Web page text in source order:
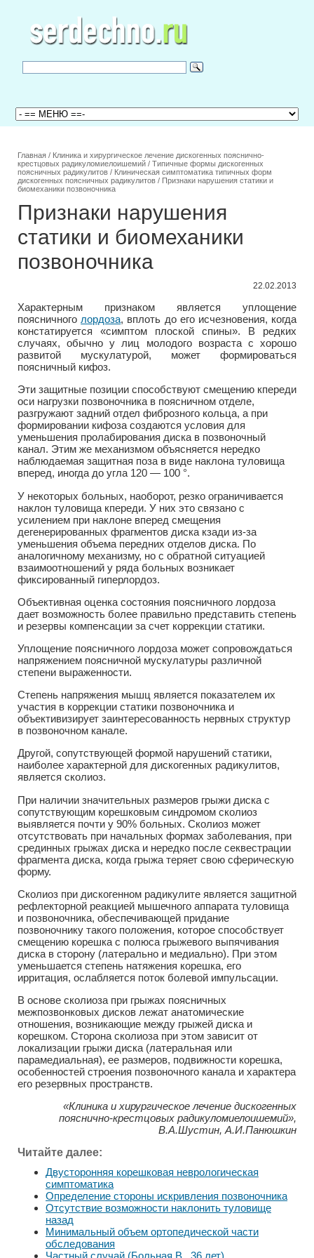
Главная / Клиника и хирургическое лечение дискогенных пояснично-
крестцовых радикуломиелоишемий / Типичные формы дискогенных
поясничных радикулитов / Клиническая симптоматика типичных форм
дискогенных поясничных радикулитов / Признаки нарушения статики и
биомеханики позвоночника
Признаки нарушения
статики и биомеханики
позвоночника
22.02.2013
Характерным признаком является уплощение
поясничного лордоза, вплоть до его исчезновения, когда
констатируется «симптом плоской спины». В редких
случаях, обычно у лиц молодого возраста с хорошо
развитой мускулатурой, может формироваться
поясничный кифоз.
Эти защитные позиции способствуют смещению кпереди
оси нагрузки позвоночника в поясничном отделе,
разгружают задний отдел фиброзного кольца, а при
формировании кифоза создаются условия для
уменьшения пролабирования диска в позвоночный
канал. Этим же механизмом объясняется нередко
наблюдаемая защитная поза в виде наклона туловища
вперед, иногда до угла 120 — 100 °.
У некоторых больных, наоборот, резко ограничивается
наклон туловища кпереди. У них это связано с
усилением при наклоне вперед смещения
дегенерированных фрагментов диска кзади из-за
уменьшения объема передних отделов диска. По
аналогичному механизму, но с обратной ситуацией
взаимоотношений у ряда больных возникает
фиксированный гиперлордоз.
Объективная оценка состояния поясничного лордоза
дает возможность более правильно представить степень
и резервы компенсации за счет коррекции статики.
Уплощение поясничного лордоза может сопровождаться
напряжением поясничной мускулатуры различной
степени выраженности.
Степень напряжения мышц является показателем их
участия в коррекции статики позвоночника и
объективизирует заинтересованность нервных структур
в позвоночном канале.
Другой, сопутствующей формой нарушений статики,
наиболее характерной для дискогенных радикулитов,
является сколиоз.
При наличии значительных размеров грыжи диска с
сопутствующим корешковым синдромом сколиоз
выявляется почти у 90% больных. Сколиоз может
отсутствовать при начальных формах заболевания, при
срединных грыжах диска и нередко после секвестрации
фрагмента диска, когда грыжа теряет свою сферическую
форму.
Сколиоз при дискогенном радикулите является защитной
рефлекторной реакцией мышечного аппарата туловища
и позвоночника, обеспечивающей придание
позвоночнику такого положения, которое способствует
смещению корешка с полюса грыжевого выпячивания
диска в сторону (латерально и медиально). При этом
уменьшается степень натяжения корешка, его
ирритация, ослабляется поток болевой импульсации.
В основе сколиоза при грыжах поясничных
межпозвонковых дисков лежат анатомические
отношения, возникающие между грыжей диска и
корешком. Сторона сколиоза при этом зависит от
локализации грыжи диска (латеральная или
парамедиальная), ее размеров, подвижности корешка,
особенностей строения позвоночного канала и характера
его резервных пространств.
«Клиника и хирургическое лечение дискогенных
пояснично-крестцовых радикуломиелоишемий»,
В.А.Шустин, А.И.Панюшкин
Читайте далее:
Двусторонняя корешковая неврологическая
симптоматика
Определение стороны искривления позвоночника
Отсутствие возможности наклонить туловище
назад
Минимальный объем ортопедической части
обследования